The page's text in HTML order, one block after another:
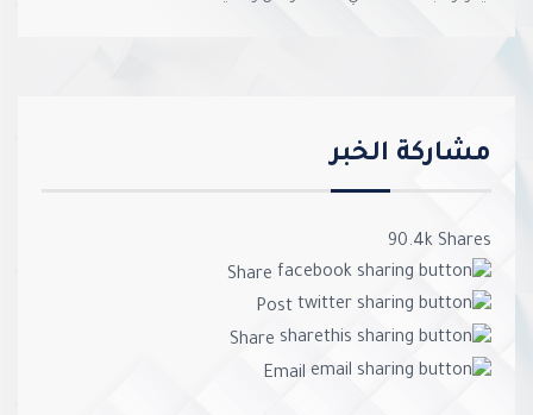
مشاركة الخبر
90.4k Shares
Share
Post
Share
Email